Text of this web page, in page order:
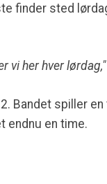
finder sted
vi her hver lørdag,"
Bandet spiller
endnu en time.